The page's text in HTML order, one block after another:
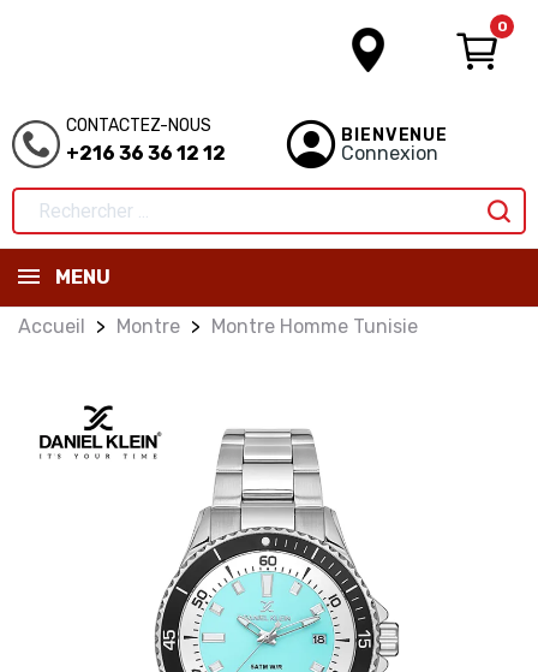
0
CONTACTEZ-NOUS
+216 36 36 12 12
BIENVENUE
Connexion
MENU
Accueil Montre Montre Homme Tunisie